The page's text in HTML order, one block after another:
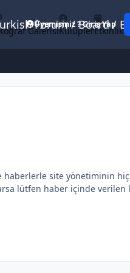
Forum / Board /
GalerisiKulüpler
Üyemisiniz ? Giriş Yap
haberlerle site yönetiminin
lütfen haber içinde verilen